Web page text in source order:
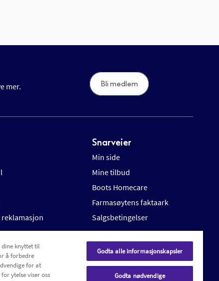
mer. Bli medlem
reklamasjon
Snarveier
Min side
Mine tilbud
Boots Homecare
Farmasøytens faktaark
Salgsbetingelser
dine knyttet til
å forbedre
for at
ytelse viser oss
Godta alle informasjonskapsler
Godta nødvendige